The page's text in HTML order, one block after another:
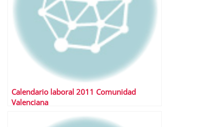
Calendario laboral 2011 Comunidad
Valenciana